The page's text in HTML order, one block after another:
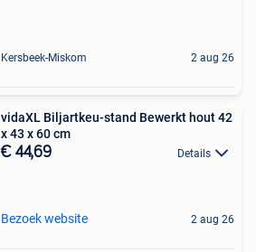
Kersbeek-Miskom 2 aug 26
vidaXL Biljartkeu-stand Bewerkt hout 42
x 43 x 60 cm
€ 44,69 Details
Bezoek website 2 aug 26